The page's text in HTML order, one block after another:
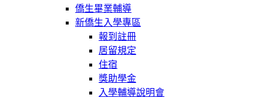
僑生畢業輔導
新僑生入學專區
報到註冊
居留規定
住宿
獎助學金
入學輔導說明會